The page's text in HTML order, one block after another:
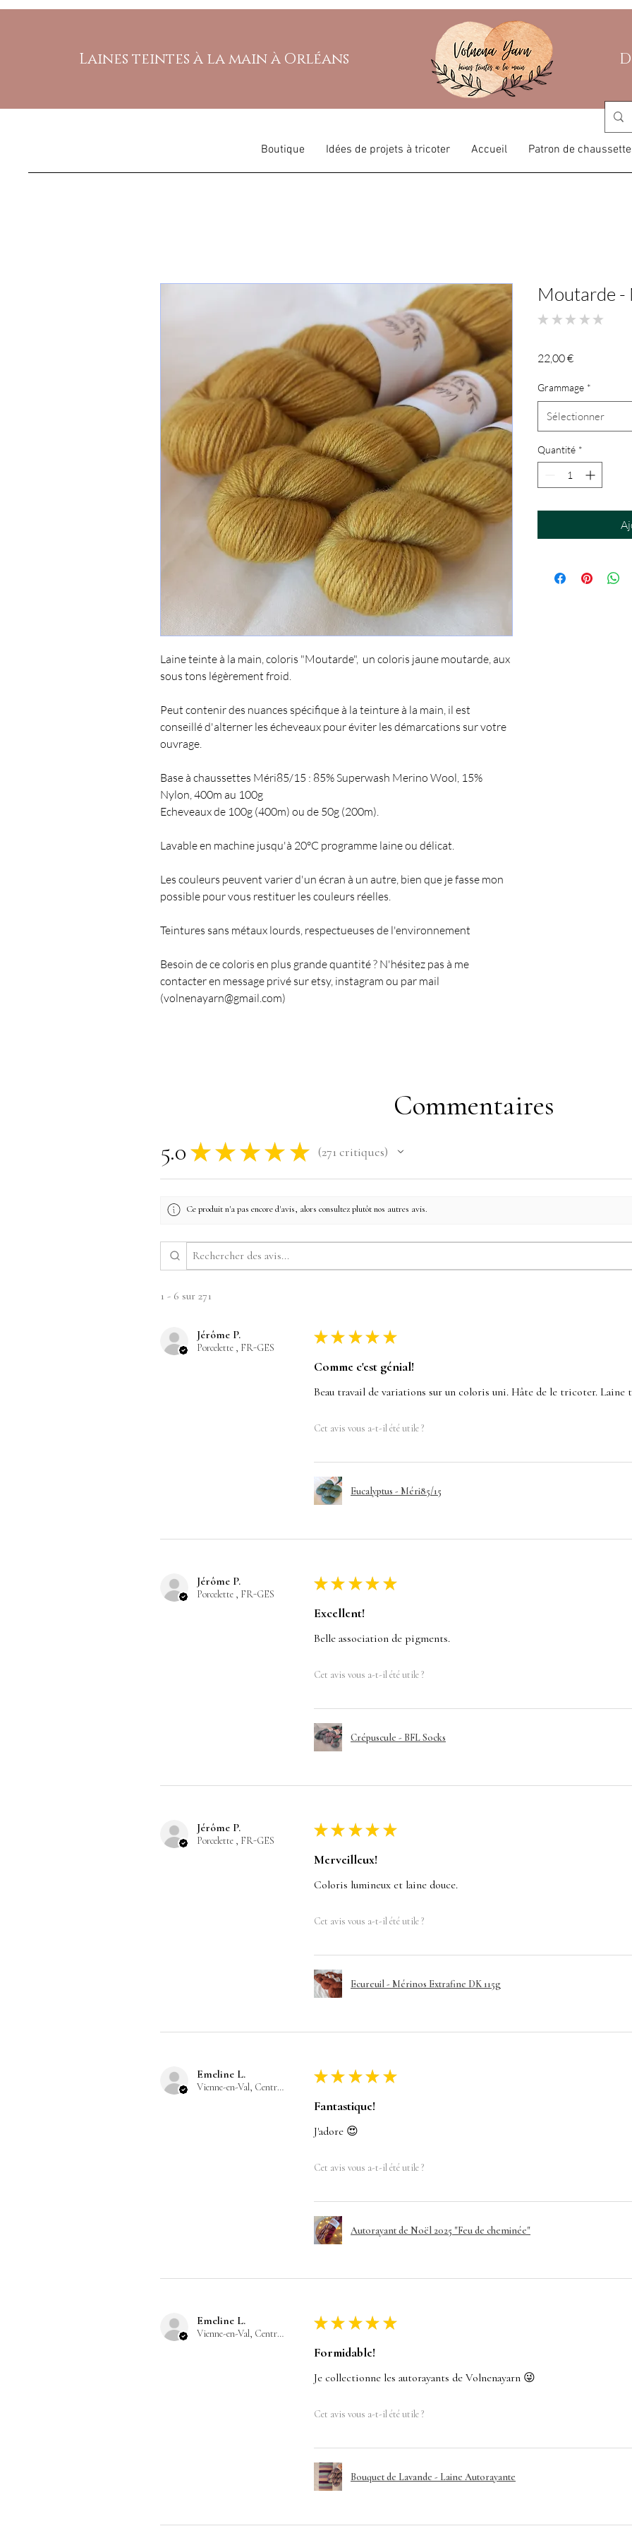
Laines teintes à la main à Orléans
Boutique Idées de projets à tricoter Accueil Patron de
Laine teinte à la main, coloris "Moutarde", un coloris jaune moutarde, aux
sous tons légèrement froid.
Peut contenir des nuances spécifique à la teinture à la main, il est
conseillé d'alterner les écheveaux pour éviter les démarcations sur votre
ouvrage.
Base à chaussettes Méri85/15 : 85% Superwash Merino Wool, 15%
Nylon, 400m au 100g
Echeveaux de 100g (400m) ou de 50g (200m).
Lavable en machine jusqu'à 20°C programme laine ou délicat.
Les couleurs peuvent varier d'un écran à un autre, bien que je fasse mon
possible pour vous restituer les couleurs réelles.
Teintures sans métaux lourds, respectueuses de l'environnement
Besoin de ce coloris en plus grande quantité ? N'hésitez pas à me
contacter en message privé sur etsy, instagram ou par mail
(volnenayarn@gmail.com)
Moutarde
★ ★ ★ ★ ★
22,00 €Prix
Grammage *
Sélectionner
Quantité *
Commentaires
5.0 ★ ★ ★ ★ ★ 271 critiques
271
Ce produit n'a pas encore d'avis, alors consultez plutôt nos autres avis.
1 - 6 sur 271
Jérôme P.
Porcelette , FR-GES
★ ★ ★ ★ ★
Comme c'est génial!
Beau travail de variations sur un coloris uni. Hâte de le tricoter. Laine
Cet avis vous a-t-il été utile ?
Eucalyptus - Méri85/15
Jérôme P.
Porcelette , FR-GES
★ ★ ★ ★ ★
Excellent!
Belle association de pigments.
Cet avis vous a-t-il été utile ?
Crépuscule - BFL Socks
Jérôme P.
Porcelette , FR-GES
★ ★ ★ ★ ★
Merveilleux!
Coloris lumineux et laine douce.
Cet avis vous a-t-il été utile ?
Ecureuil - Mérinos Extrafine DK 115g
Emeline L.
Vienne-en-Val, Centre-Val de Loire
★ ★ ★ ★ ★
Fantastique!
J'adore 😍
Cet avis vous a-t-il été utile ?
Autorayant de Noël 2025 "Feu de cheminée"
Emeline L.
Vienne-en-Val, Centre-Val de Loire
★ ★ ★ ★ ★
Formidable!
Je collectionne les autorayants de Volnenayarn 😜
Cet avis vous a-t-il été utile ?
Bouquet de Lavande - Laine Autorayante